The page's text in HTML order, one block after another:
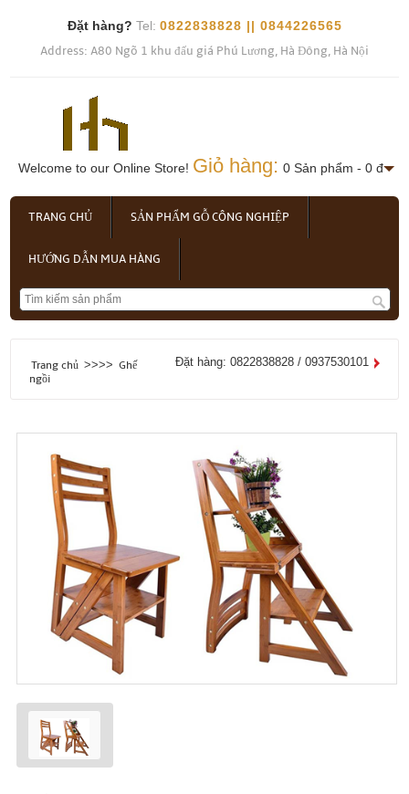
Đặt hàng? Tel: 0822838828 || 0844226565
Address: A80 Ngõ 1 khu đấu giá Phú Lương, Hà Đông, Hà Nội
Welcome to our Online Store! Giỏ hàng: 0 Sản phẩm - 0 đ
TRANG CHỦ SẢN PHẨM GỖ CÔNG NGHIỆP
HƯỚNG DẪN MUA HÀNG
Trang chủ >>>> Ghế
ngồi
Đặt hàng: 0822838828 / 0937530101